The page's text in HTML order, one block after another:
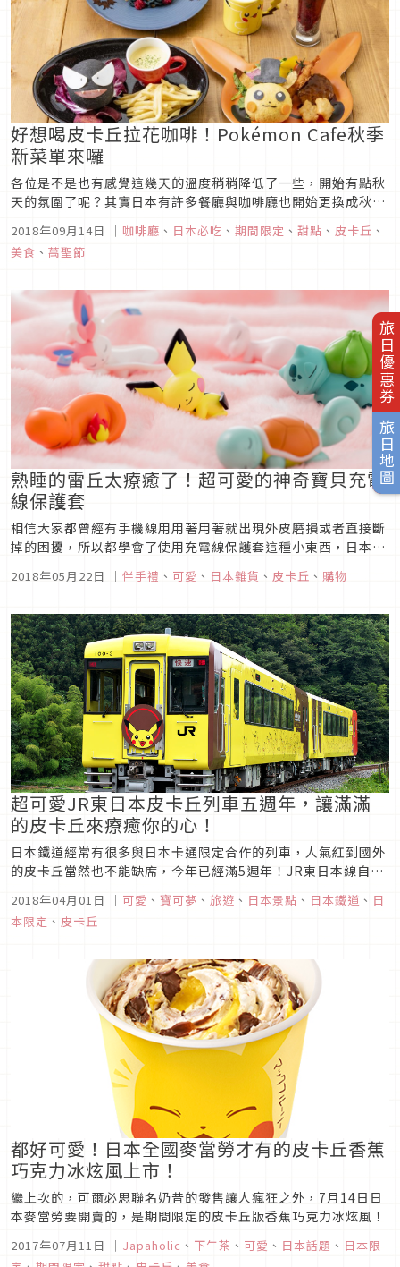
旅日優惠券
旅日地圖
好想喝皮卡丘拉花咖啡！Pokémon Cafe秋季
新菜單來囉
各位是不是也有感覺這幾天的溫度稍稍降低了一些，開始有點秋
天的氛圍了呢？其實日本有許多餐廳與咖啡廳也開始更換成秋季
推出了9/8~10/31期間限定的秋季菜單，共有六項新餐點，一起
來看看有那些可愛的神奇寶貝吧！
2018年09月14日 ｜ 咖啡廳 、 日本必吃 、 期間限定 、 甜點 、 皮卡丘 、
美食 、 萬聖節
熟睡的雷丘太療癒了！超可愛的神奇寶貝充電
線保護套
相信大家都曾經有手機線用用著用著就出現外皮磨損或者直接斷
掉的困擾，所以都學會了使用充電線保護套這種小東西，日本居
的「神奇寶貝睡眠」系列！太可愛了不買不行！
2018年05月22日 ｜ 伴手禮 、 可愛 、 日本雜貨 、 皮卡丘 、 購物
超可愛JR東日本皮卡丘列車五週年，讓滿滿
的皮卡丘來療癒你的心！
日本鐵道經常有很多與日本卡通限定合作的列車，人氣紅到國外
的皮卡丘當然也不能缺席，今年已經滿5週年！JR東日本線自
2017年5月起，為了把笑容帶給東日本大震災的受災兒童之外，
也讓全國的孩童們能開心的來趟東北之旅為初衷，而將車廂全面
更新。
2018年04月01日 ｜ 可愛 、 寶可夢 、 旅遊 、 日本景點 、 日本鐵道 、 日
本限定 、 皮卡丘
都好可愛！日本全國麥當勞才有的皮卡丘香蕉
巧克力冰炫風上市！
繼上次的，可爾必思聯名奶昔的發售讓人瘋狂之外，7月14日日
本麥當勞要開賣的，是期間限定的皮卡丘版香蕉巧克力冰炫風！
2017年07月11日 ｜ Japaholic 、 下午茶 、 可愛 、 日本話題 、 日本限